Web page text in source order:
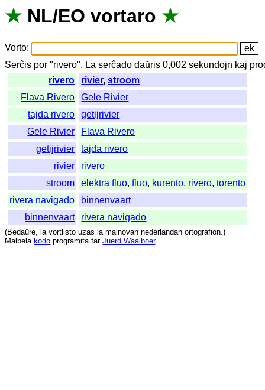
★ NL/EO vortaro ★
Vorto:
Serĉis por "rivero". La serĉado daŭris 0,002sekundojn kaj
rivero
rivier,stroom
Flava Rivero
Gele Rivier
tajda rivero
getijrivier
Gele Rivier
Flava Rivero
getijrivier
tajda rivero
rivier
rivero
stroom
elektra fluo,fluo, kurento, rivero,torento
rivera navigado
binnenvaart
binnenvaart
rivera navigado
(Bedaŭre, la vortlisto uzas la malnovan nederlandan ortografion.)
Malbela kodo programita far Juerd Waalboer.